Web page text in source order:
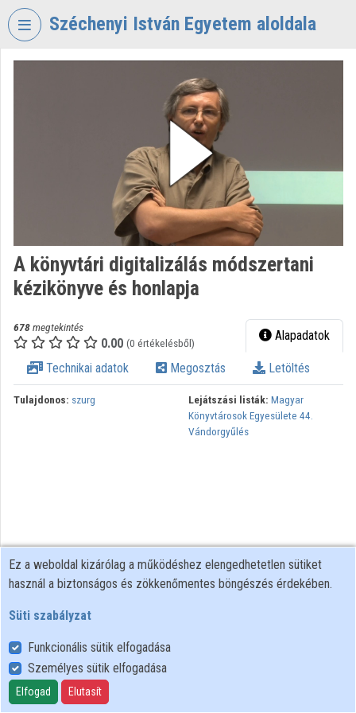
Fejléc kihagyása
Széchenyi István Egyetem aloldala
Intézményi kezdőlap
Kategóriák
Intézményi listák
Közreműködők
A könyvtári digitalizálás módszertani
kézikönyve és honlapja
678megtekintés
0.00 (0 értékelésből) Alapadatok
Technikai adatok Megosztás Letöltés
Tulajdonos: szurg Lejátszási listák: Magyar
Könyvtárosok Egyesülete 44.
Vándorgyűlés
Felhasználói szabályzat
Adatkezelési tájékoztató
Süti szabályzat
Ez a weboldal kizárólag a működéshez elengedhetetlen sütiket
használ a biztonságos és zökkenőmentes böngészés érdekében.
Süti szabályzat
Funkcionális sütik elfogadása
Személyes sütik elfogadása
Elfogad Elutasít